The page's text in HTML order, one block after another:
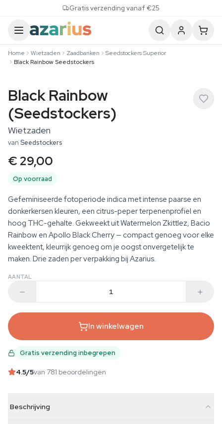
Gratis verzending vanaf €25
Home Wietzaden Zaadbanken
Seedstockers Superior
Black Rainbow Seedstockers
Black Rainbow
(Seedstockers)
Wietzaden
van Seedstockers
€ 29,00
Op voorraad
Gefeminiseerde fotoperiode indica met intense paarse en
donkerkersen kleuren, een citrus-peper terpenenprofiel en
hoog THC-gehalte. Gekweekt uit Watermelon Zkittlez, Bacio
Rainbow en Apollo Black Cherry — compact genoeg voor elke
kweektent, kleurrijk genoeg om je oogst onvergetelijk te
maken. Drie zaden per verpakking bij Azarius.
AANTAL
In winkelwagen
Gratis verzending inbegrepen
4.5/5van 781 beoordelingen
Beschrijving